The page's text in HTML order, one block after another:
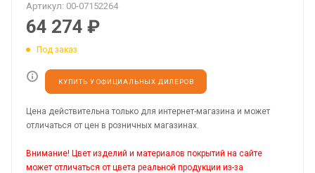
Артикул: 00-07152264
64 274 ₽
Под заказ
КУПИТЬ У ОФИЦИАЛЬНЫХ ДИЛЕРОВ
Цена действительна только для интернет-магазина и может
отличаться от цен в розничных магазинах.
Внимание! Цвет изделий и материалов покрытий на сайте
может отличаться от цвета реальной продукции из-за